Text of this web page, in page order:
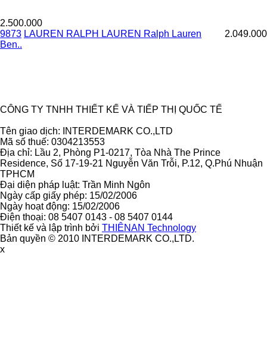
2.500.000
2.049.000
9873 LAUREN RALPH LAUREN Ralph Lauren
Ben..
CÔNG TY TNHH THIẾT KẾ VÀ TIẾP THỊ QUỐC TẾ
Tên giao dịch: INTERDEMARK CO.,LTD
Mã số thuế: 0304213553
Địa chỉ: Lầu 2, Phòng P1-0217, Tòa Nhà The Prince
Residence, Số 17-19-21 Nguyễn Văn Trỗi, P.12, Q.Phú Nhuận
TPHCM
Đại diện pháp luật: Trần Minh Ngôn
Ngày cấp giấy phép: 15/02/2006
Ngày hoạt động: 15/02/2006
Điện thoại: 08 5407 0143 - 08 5407 0144
Thiết kế và lập trình bởi THIÊNAN Technology
Bản quyền © 2010 INTERDEMARK CO.,LTD.
x